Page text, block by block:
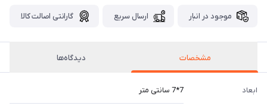
موجود در انبار ارسال سریع گارانتی اصالت کالا
مشخصات دیدگاه‌ها
ابعاد 7*7 سانتی متر